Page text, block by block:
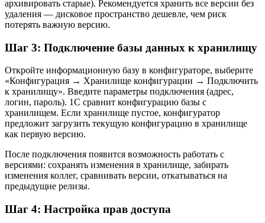
архивировать старые). Рекомендуется хранить все версии без
удаления — дисковое пространство дешевле, чем риск
потерять важную версию.
Шаг 3: Подключение базы данных к хранилищу
Откройте информационную базу в конфигураторе, выберите
«Конфигурация → Хранилище конфигурации → Подключить
к хранилищу». Введите параметры подключения (адрес,
логин, пароль). 1С сравнит конфигурацию базы с
хранилищем. Если хранилище пустое, конфигуратор
предложит загрузить текущую конфигурацию в хранилище
как первую версию.
После подключения появится возможность работать с
версиями: сохранять изменения в хранилище, забирать
изменения коллег, сравнивать версии, откатываться на
предыдущие релизы.
Шаг 4: Настройка прав доступа